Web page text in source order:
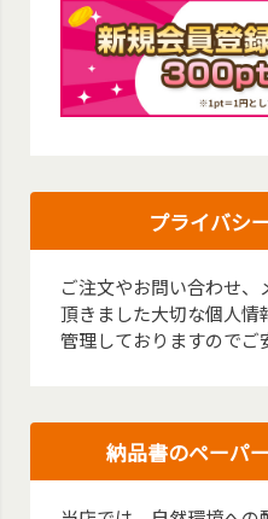
プライバシ
ご注文やお問い合わせ
頂きました大切な個人情
管理しておりますのでご
納品書のペーパ